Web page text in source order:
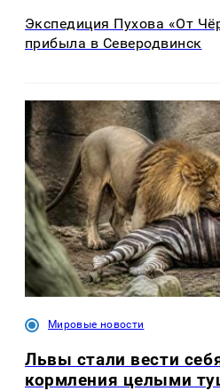
Экспедиция Пухова «От
прибыла в Северодвинск
Мировые новости
Львы стали вести
кормления целыми